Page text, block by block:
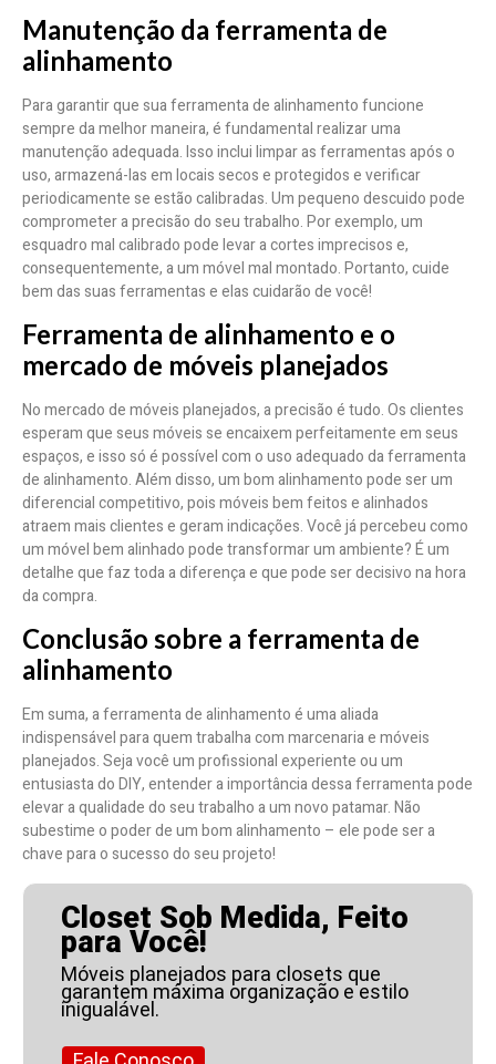
Manutenção da ferramenta de
alinhamento
Para garantir que sua ferramenta de alinhamento funcione
sempre da melhor maneira, é fundamental realizar uma
manutenção adequada. Isso inclui limpar as ferramentas após o
uso, armazená-las em locais secos e protegidos e verificar
periodicamente se estão calibradas. Um pequeno descuido pode
comprometer a precisão do seu trabalho. Por exemplo, um
esquadro mal calibrado pode levar a cortes imprecisos e,
consequentemente, a um móvel mal montado. Portanto, cuide
bem das suas ferramentas e elas cuidarão de você!
Ferramenta de alinhamento e o
mercado de móveis planejados
No mercado de móveis planejados, a precisão é tudo. Os clientes
esperam que seus móveis se encaixem perfeitamente em seus
espaços, e isso só é possível com o uso adequado da ferramenta
de alinhamento. Além disso, um bom alinhamento pode ser um
diferencial competitivo, pois móveis bem feitos e alinhados
atraem mais clientes e geram indicações. Você já percebeu como
um móvel bem alinhado pode transformar um ambiente? É um
detalhe que faz toda a diferença e que pode ser decisivo na hora
da compra.
Conclusão sobre a ferramenta de
alinhamento
Em suma, a ferramenta de alinhamento é uma aliada
indispensável para quem trabalha com marcenaria e móveis
planejados. Seja você um profissional experiente ou um
entusiasta do DIY, entender a importância dessa ferramenta pode
elevar a qualidade do seu trabalho a um novo patamar. Não
subestime o poder de um bom alinhamento – ele pode ser a
chave para o sucesso do seu projeto!
Closet Sob Medida, Feito
para Você!
Móveis planejados para closets que
garantem máxima organização e estilo
inigualável.